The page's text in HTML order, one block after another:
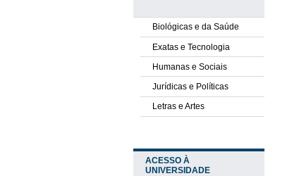
Biológicas e da Saúde
Exatas e Tecnologia
Humanas e Sociais
Jurídicas e Políticas
Letras e Artes
ACESSO À
UNIVERSIDADE